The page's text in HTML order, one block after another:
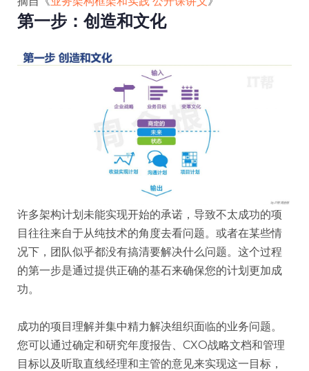
第一步：创造和文化
许多架构计划未能实现开始的承诺，导致不太成功的项
目往往来自于从纯技术的角度去看问题。或者在某些情
况下，团队似乎都没有搞清要解决什么问题。这个过程
的第一步是通过提供正确的基石来确保您的计划更加成
功。
成功的项目理解并集中精力解决组织面临的业务问题。
您可以通过确定和研究年度报告、CXO战略文档和管理
目标以及听取直线经理和主管的意见来实现这一目标，